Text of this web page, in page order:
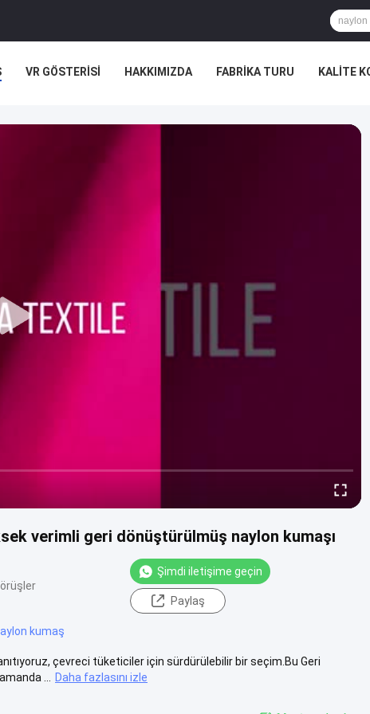
VR GÖSTERISI HAKKIMIZDA FABRIKA TURU KALITE
verimli geri dönüştürülmüş naylon kumaşı
Şimdi iletişime geçin
Paylaş
kumaş
çevreci tüketiciler için sürdürülebilir bir seçim.Bu Geri
...
Daha fazlasını izle